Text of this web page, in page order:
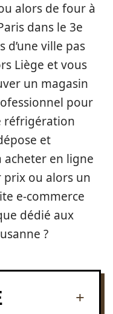
alors de four à
dans le 3e
d’une ville pas
Liège et vous
un magasin
pour
réfrigération
et
acheter en ligne
prix ou alors un
e-commerce
dédié aux
?